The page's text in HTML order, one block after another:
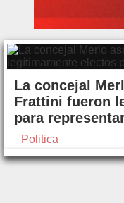
La concejal
Frattini fueron
para
Politica